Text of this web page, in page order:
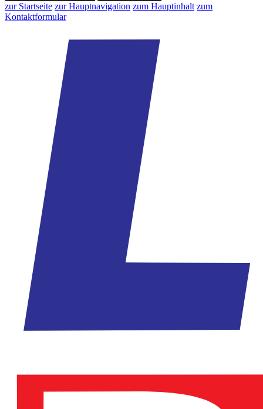
zur Startseite zur Hauptnavigation zum Hauptinhalt zum
Kontaktformular